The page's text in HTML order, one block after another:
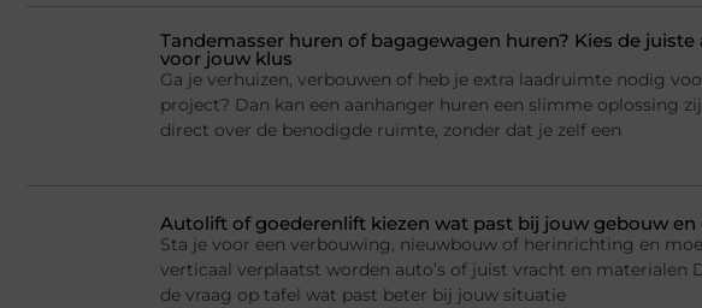
Tandemasser huren of bagagewagen huren? Kies de juiste
voor jouw klus
Ga je verhuizen, verbouwen of heb je extra laadruimte nodig
project? Dan kan een aanhanger huren een slimme oplossing
direct over de benodigde ruimte, zonder dat je zelf een
Autolift of goederenlift kiezen wat past bij jouw gebouw en
Sta je voor een verbouwing, nieuwbouw of herinrichting en
verticaal verplaatst worden auto’s of juist vracht en materialen
de vraag op tafel wat past beter bij jouw situatie